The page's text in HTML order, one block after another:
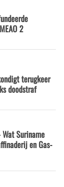
2
terugkeer
doodstraf
Wat Suriname
en Gas-